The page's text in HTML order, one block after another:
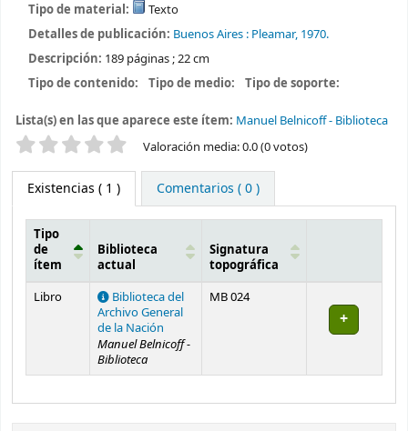
Tipo de material:
Texto
Detalles de publicación: Buenos Aires : Pleamar, 1970.
Descripción: 189 páginas ; 22 cm
Tipo de contenido:
Tipo de medio: Tipo de soporte:
Lista(s) en las que aparece este ítem: Manuel Belnicoff - Biblioteca
Valoración Valoración media: 0.0 (0 votos)
Existencias ( 1 ) Comentarios ( 0 )
Existencias
Tipo
de
ítem
Biblioteca
actual
Signatura
topográfica
Libro
Biblioteca del
Archivo General
de la Nación
Manuel Belnicoff -
Biblioteca
MB 024